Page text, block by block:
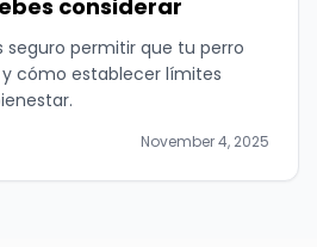
considerar
seguro permitir que tu perro
cómo establecer límites
November 4, 2025